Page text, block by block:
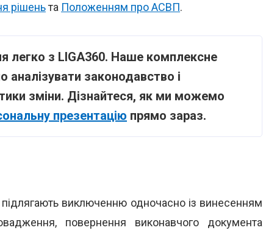
рішеньта Положенням про АСВП.
легко з LIGA360. Наше комплексне
законодавство і
зміни. Дізнайтеся, як ми можемо
презентацію прямо зараз.
виключенню одночасно із винесенням
повернення виконавчого документа